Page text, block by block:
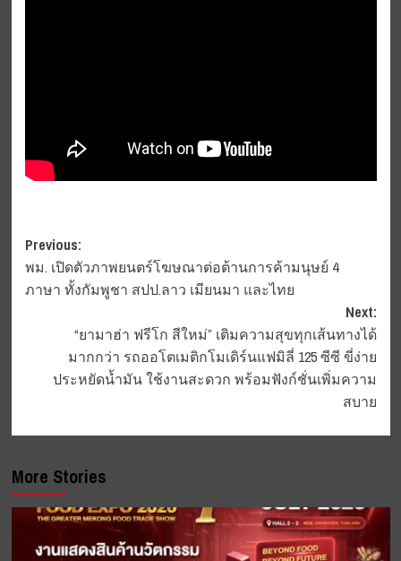
Post
navigation
Previous:
พม. เปิดตัวภาพยนตร์โฆษณาต่อต้านการค้ามนุษย์ 4
ภาษา ทั้งกัมพูชา สปป.ลาว เมียนมา และไทย
Next:
“ยามาฮ่า ฟรีโก สีใหม่” เติมความสุขทุกเส้นทางได้
มากกว่า รถออโตเมติกโมเดิร์นแฟมิลี่ 125 ซีซี ขี่ง่าย
ประหยัดน้ำมัน ใช้งานสะดวก พร้อมฟังก์ชั่นเพิ่มความ
สบาย
More Stories